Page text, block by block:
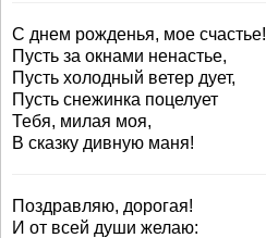
С днем рожденья, мое счастье!
Пусть за окнами ненастье,
Пусть холодный ветер дует,
Пусть снежинка поцелует
Тебя, милая моя,
В сказку дивную маня!
Поздравляю, дорогая!
И от всей души желаю: